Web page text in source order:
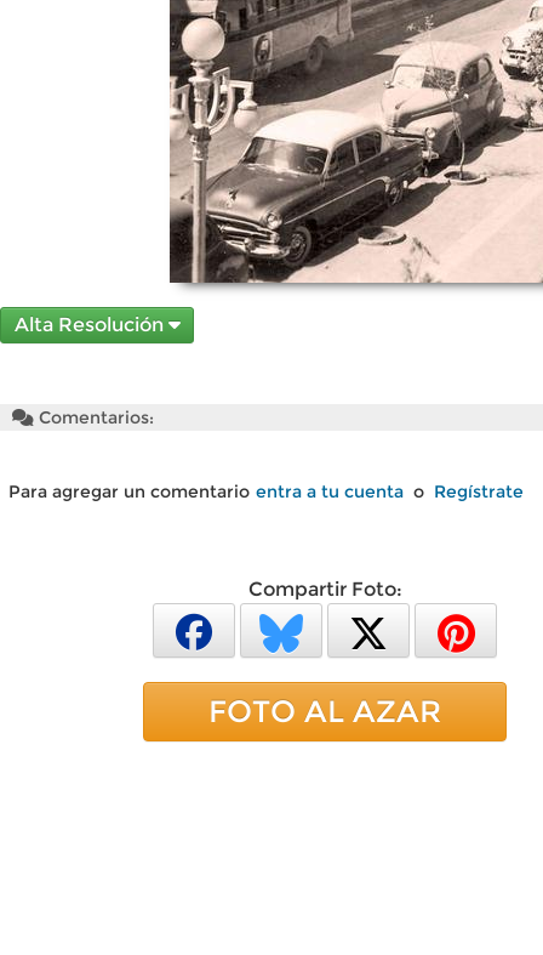
Alta Resolución
Comentarios:
Para agregar un comentario entra a tu cuenta o Regístrate
Compartir Foto:
FOTO AL AZAR